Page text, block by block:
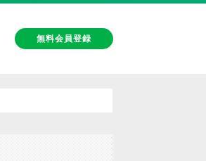
無料会員登録